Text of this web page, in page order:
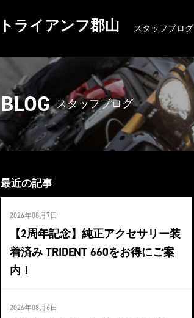
トライアンフ郡山 スタッフブログ
BLOG スタッフブログ
最近の記事
2026年08月7日
【2周年記念】純正アクセサリー装
着済み TRIDENT 660をお得にご案
内！
2026年08月6日